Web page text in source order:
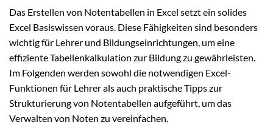
Das Erstellen von Notentabellen in Excel setzt ein solides
Excel Basiswissen voraus. Diese Fähigkeiten sind besonders
wichtig für Lehrer und Bildungseinrichtungen, um eine
effiziente Tabellenkalkulation zur Bildung zu gewährleisten.
Im Folgenden werden sowohl die notwendigen Excel-
Funktionen für Lehrer als auch praktische Tipps zur
Strukturierung von Notentabellen aufgeführt, um das
Verwalten von Noten zu vereinfachen.